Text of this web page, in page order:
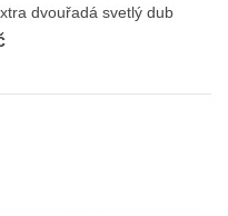
dvouřadá svetlý dub